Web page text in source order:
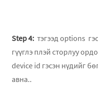
Step 4: тэгээд options
гүүглэ плэй сторлуу
device id гэсэн нүдийг
авна..